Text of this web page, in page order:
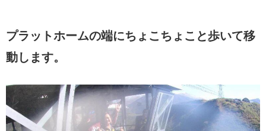
プラットホームの端にちょこちょこと歩いて移
動します。